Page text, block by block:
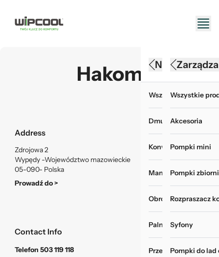
Wszystkie
Akcesoria do
Chemia i
Myjki ciśnieniowe
Pokrowce do
Myjki do rur i
Narzędzia
Wszystkie produkty
Dmuchawy
Konwertery, baterie i
Manometry i
Obróbka rur
Palniki i zgrzewarki
Przechowywanie
Wszystkie
Akcesoria
Pompki mini
Pompki
Rozpraszacz
Syfony
Pompki do lad
Hakom
Address
Zdrojowa 2
Wypędy -Województwo mazowieckie
05-090- Polska
Prowadź do >
Contact Info
Telefon 503 119 118